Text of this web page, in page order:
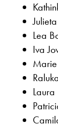
Lea
Iva